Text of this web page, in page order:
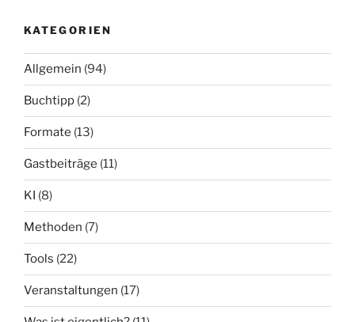
Angebote
KATEGORIEN
Allgemein (94)
Buchtipp (2)
Formate (13)
Gastbeiträge (11)
KI (8)
Methoden (7)
Tools (22)
Veranstaltungen (17)